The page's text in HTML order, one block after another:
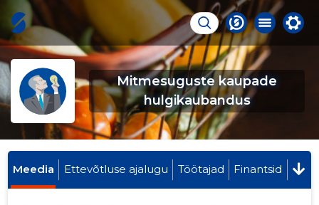
Mitmesuguste kaupade
hulgikaubandus
Meedia Ettevõtluse ajalugu Töötajad Finantsid